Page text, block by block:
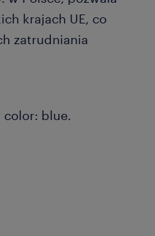
krajach UE, co
zatrudniania